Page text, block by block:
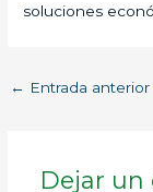
soluciones
← Entrada anterior
Dejar